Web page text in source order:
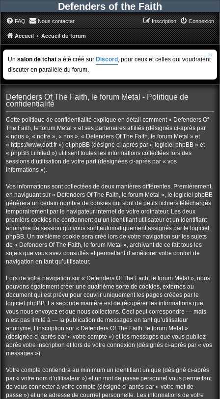
Defenders of the Faith
FAQ Nous contacter Connexion
Inscription
Accueil Accueil du forum
Un salon de tchat a été créé sur Discord , pour ceux et celles qui voudraient
discuter en parallèle du forum.
Defenders Of The Faith, le forum Metal - Politique de
confidentialité
Cette politique de confidentialité explique en détail comment « Defenders Of
The Faith, le forum Metal » et ses partenaires affiliés (désignés ci-après par
« nous », « notre », « nos », « Defenders Of The Faith, le forum Metal » et
« https://www.dotf.fr ») et phpBB (désigné ci-après par « logiciel phpBB » et
« phpBB Limited ») utilisent toutes les informations collectées lors des
sessions d’utilisation de votre part (désignées ci-après par « vos
informations »).
Vos informations sont collectées de deux manières différentes. Premièrement,
en naviguant sur « Defenders Of The Faith, le forum Metal », le logiciel phpBB
génèrera un certain nombre de cookies qui sont de petits fichiers téléchargés
temporairement par le navigateur internet de votre ordinateur. Les deux
premiers cookies ne contiennent qu’un identifiant utilisateur et un identifiant
anonyme de session qui vous sont automatiquement assignés par le logiciel
phpBB. Un troisième cookie sera créé lors de votre navigation sur les sujets
de « Defenders Of The Faith, le forum Metal », archivant de ce fait tous les
sujets que vous avez consultés et permettant d’améliorer votre confort de
navigation en tant qu’utilisateur.
Lors de votre navigation sur « Defenders Of The Faith, le forum Metal », nous
pouvons également créer une quatrième sorte de cookies, externes au
document qui est prévu pour couvrir uniquement les pages créées par le
logiciel phpBB. La seconde manière est de récupérer les informations que
vous nous envoyez et que nous collectons. Ceci peut correspondre — mais
n’est pas limité à — la publication de messages en tant qu’utilisateur
anonyme, l’inscription sur « Defenders Of The Faith, le forum Metal »
(désignée ci-après par « votre compte ») et les messages que vous publiez
après votre inscription et lors de votre connexion (désignés ci-après par « vos
messages »).
Votre compte contiendra au minimum un identifiant unique (désigné ci-après
par « votre nom d’utilisateur ») et un mot de passe personnel vous permettant
de vous connecter à votre compte (désigné ci-après par « votre mot de
passe ») et une adresse de courriel personnelle. Les informations de votre